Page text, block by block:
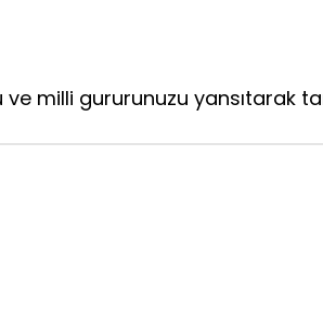
milli gururunuzu yansıtarak